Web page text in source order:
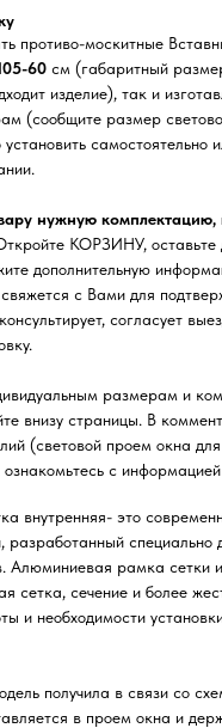
противо-москитные
60 см (габаритный
изделие), так и
(сообщите размер
самостоятельно
нужную комплектацию,
КОРЗИНУ, оставьте
дополнительную
с Вами для
согласует
размерам и
внизу страницы. В
(световой проем окна
с
внутренняя- это
разработанный специально
Алюминиевая рамка сетки
сетка, сечение и более
и необходимости
получила в связи со
в проем окна и